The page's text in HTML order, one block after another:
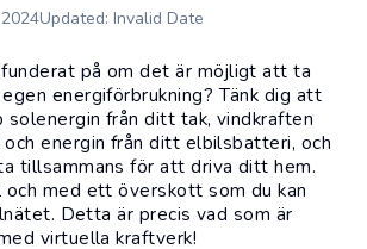
Updated: Invalid Date
funderat på om det är möjligt att ta
energiförbrukning? Tänk dig att
solenergin från ditt tak, vindkraften
energin från ditt elbilsbatteri, och
tillsammans för att driva ditt hem.
och med ett överskott som du kan
Detta är precis vad som är
virtuella kraftverk!